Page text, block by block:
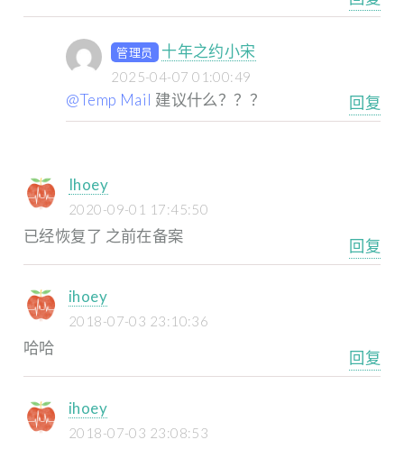
管理员 十年之约小宋
2025-04-07 01:00:49
@Temp Mail 建议什么？？？ 回复
Ihoey
2020-09-01 17:45:50
已经恢复了 之前在备案
回复
ihoey
2018-07-03 23:10:36
哈哈
回复
ihoey
2018-07-03 23:08:53